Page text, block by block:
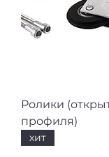
Ролики
профиля)
хит